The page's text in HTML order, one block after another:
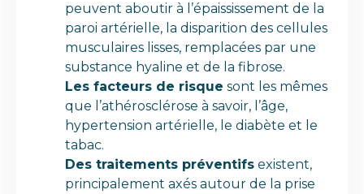
peuvent aboutir à l’épaississement de la
paroi artérielle, la disparition des cellules
musculaires lisses, remplacées par une
substance hyaline et de la fibrose.
Les facteurs de risque sont les mêmes
que l’athérosclérose à savoir, l’âge,
hypertension artérielle, le diabète et le
tabac.
Des traitements préventifs existent,
principalement axés autour de la prise